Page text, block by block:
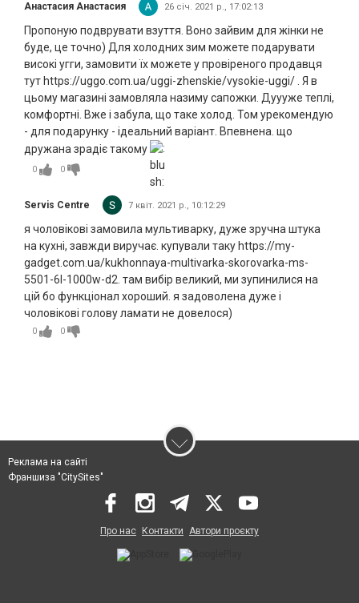
Анастасия Анастасия 26 січ. 2021 р., 17:02:13
Пропоную подврувати взуття. Воно зайвим для жінки не
буде, це точно) Для холодних зим можете подарувати
високі угги, замовити їх можете у провіреного продавця
тут https://uggo.com.ua/uggi-zhenskie/vysokie-uggi/ . Я в
цьому магазині замовляла назиму сапожки. Дуууже теплі,
комфортні. Вже і забула, що таке холод. Том урекомендую
- для подарунку - ідеальний варіант. Впевнена. що
дружана зрадіє такому
0 0
Servis Centre 7 квіт. 2021 р., 10:12:29
я чоловікові замовила мультиварку, дуже зручна штука
на кухні, завжди виручає. купували таку https://my-
gadget.com.ua/kukhonnaya-multivarka-skorovarka-ms-
5501-6l-1000w-d2. там вибір великий, ми зупинилися на
цій бо функціонал хороший. я задоволена дуже і
чоловікові голову ламати не довелося)
0 0
Реклама на сайті
Франшиза "CitySites"
Про нас Контакти Автори проєкту